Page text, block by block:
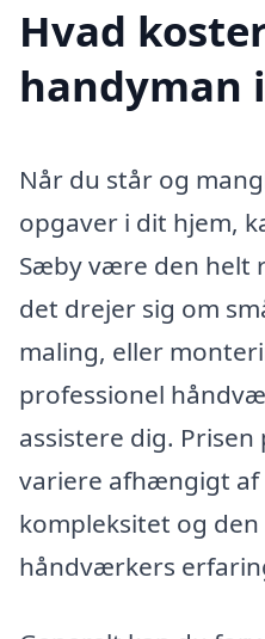
Hvad
handyman
Når du står og
opgaver i dit hjem,
Sæby være den helt
det drejer sig om
maling, eller
professionel
assistere dig.
variere afhængigt af
kompleksitet og
håndværkers